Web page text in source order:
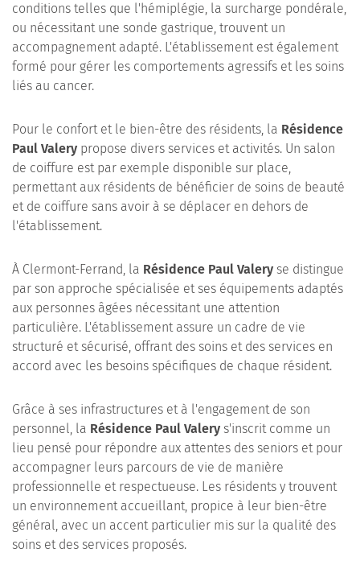
conditions telles que l'hémiplégie, la surcharge pondérale,
ou nécessitant une sonde gastrique, trouvent un
accompagnement adapté. L'établissement est également
formé pour gérer les comportements agressifs et les soins
liés au cancer.
Pour le confort et le bien-être des résidents, la Résidence
Paul Valery propose divers services et activités. Un salon
de coiffure est par exemple disponible sur place,
permettant aux résidents de bénéficier de soins de beauté
et de coiffure sans avoir à se déplacer en dehors de
l'établissement.
À Clermont-Ferrand, la Résidence Paul Valery se distingue
par son approche spécialisée et ses équipements adaptés
aux personnes âgées nécessitant une attention
particulière. L'établissement assure un cadre de vie
structuré et sécurisé, offrant des soins et des services en
accord avec les besoins spécifiques de chaque résident.
Grâce à ses infrastructures et à l'engagement de son
personnel, la Résidence Paul Valery s'inscrit comme un
lieu pensé pour répondre aux attentes des seniors et pour
accompagner leurs parcours de vie de manière
professionnelle et respectueuse. Les résidents y trouvent
un environnement accueillant, propice à leur bien-être
général, avec un accent particulier mis sur la qualité des
soins et des services proposés.